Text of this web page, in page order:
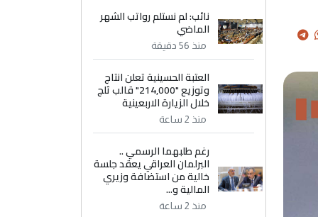
نائب: لم نستلم رواتب الشهر
الماضي
منذ 56 دقيقة
العتبة الحسينية تعلن انتاج
وتوزيع "214,000" قالب ثلج
خلال الزيارة الاربعينية
منذ 2 ساعة
رغم طلبهما الرسمي ..
البرلمان العراقي يعقد جلسة
خالية من استضافة وزيري
المالية و...
منذ 2 ساعة